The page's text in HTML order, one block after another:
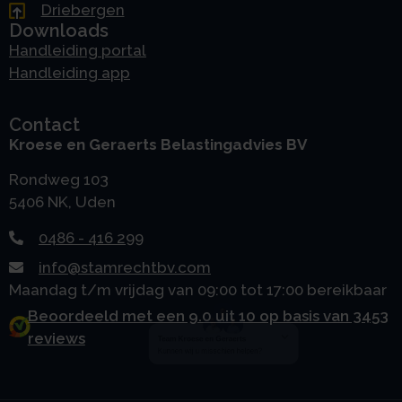
Driebergen
Downloads
Handleiding portal
Handleiding app
Contact
Kroese en Geraerts Belastingadvies BV
Rondweg 103
5406 NK, Uden
0486 - 416 299
info@stamrechtbv.com
Maandag t/m vrijdag van 09:00 tot 17:00 bereikbaar
Beoordeeld met een 9.0 uit 10 op basis van 3453
reviews